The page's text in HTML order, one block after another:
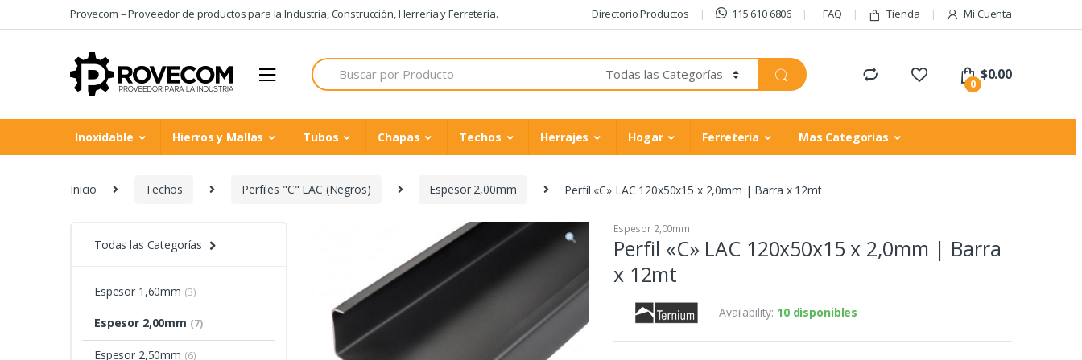
to
to
Provecom – Proveedor de productos para la Industria, Construcción, Herrería y Ferretería. Directorio Productos 115 610 6806 FAQ Tienda Mi Cuenta
Search
for:
0
$0.00
Inoxidable Hierros y Mallas Tubos Chapas Techos Herrajes Hogar Ferreteria Mas Categorias
Inicio Techos Perfiles "C" LAC (Negros) Espesor 2,00mm Perfil «C» LAC 120x50x15 x 2,0mm | Barra x 12mt
Espesor 2,00mm
Perfil «C» LAC 120x50x15 x 2,0mm | Barra
x 12mt
Availability: 10 disponibles
Todas las Categorías
Espesor 1,60mm (3)
Espesor 2,00mm (7)
Espesor 2,50mm (6)